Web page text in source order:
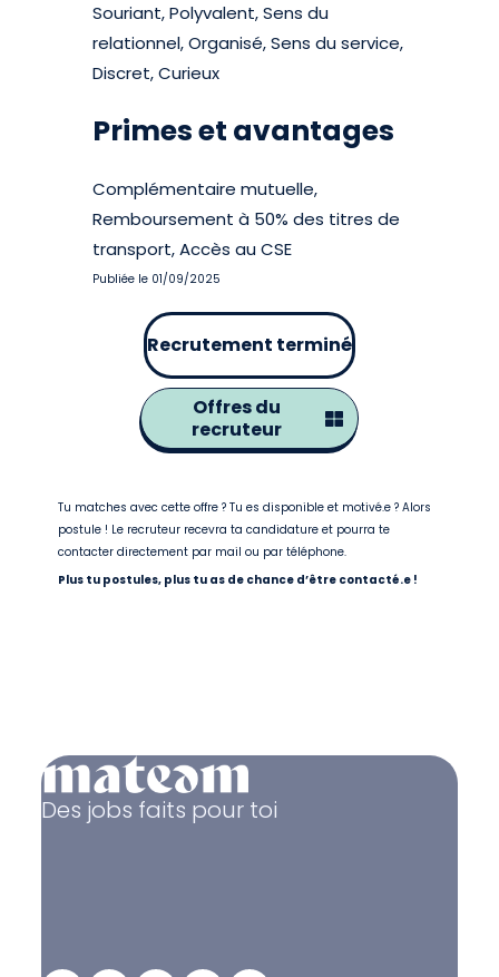
Souriant, Polyvalent, Sens du
relationnel, Organisé, Sens du service,
Discret, Curieux
Primes et avantages
Complémentaire mutuelle,
Remboursement à 50% des titres de
transport, Accès au CSE
Publiée le 01/09/2025
Recrutement terminé
Offres du
recruteur
Tu matches avec cette offre ? Tu es disponible et motivé.e ? Alors
postule ! Le recruteur recevra ta candidature et pourra te
contacter directement par mail ou par téléphone.
Plus tu postules, plus tu as de chance d’être contacté.e !
Des jobs faits pour toi